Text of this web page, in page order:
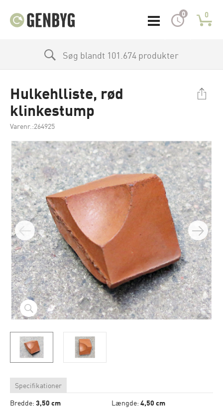
0 0
Søg blandt 101.674 produkter
Hulkehlliste, rød
klinkestump
Varenr.:264925
Specifikationer
Bredde: 3,50 cm Længde: 4,50 cm